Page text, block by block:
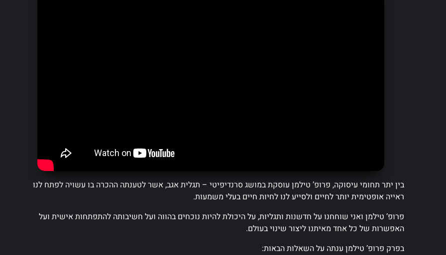
בין יתר תחומי עיסוקה, פרופ’ טילמן עוסקת במושג סרנדיפיטי – תגלית אגב, אשר לטענתה ההכרה בו עשויה לפתח לנו
ראייה אופטימית יותר לחיים ולסייע לנו לחיות חיים בעלי משמעות.
פרופ’ טילמן ואני שוחחנו על חדשנות ותגליות, על היכולת להיות נוכחים בהווה ועל חשיבותה להתפתחות אישית ועל
האפשרות של כל אחד מאיתנו ליצור שינוי בעולם.
בפרק פרופ’ טילמן ענתה על השאלות הבאות: